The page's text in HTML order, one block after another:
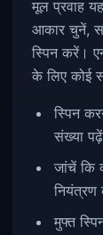
मूल प्रवाह
आकार चुनें,
स्पिन करें।
के लिए कोई
स्पिन
संख्या
जांचें कि
नियंत्रण
मुफ्त